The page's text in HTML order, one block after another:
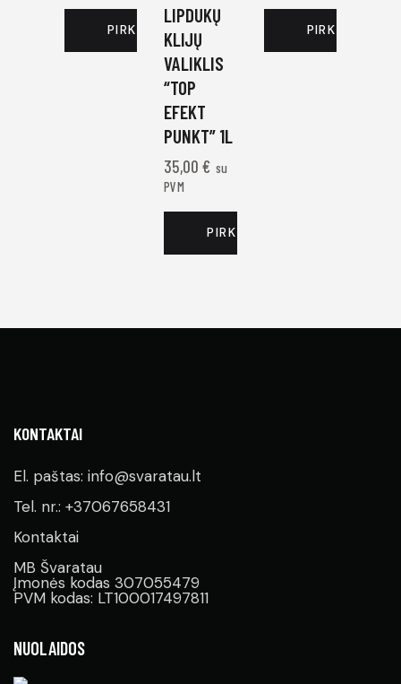
PIRKTI DABAR
LIPDUKŲ
KLIJŲ
VALIKLIS
“TOP
EFEKT
PUNKT” 1L
35,00 € su
PVM
PIRKTI DABAR
PIRKTI DABAR
KONTAKTAI
El. paštas: info@svaratau.lt
Tel. nr.: +37067658431
Kontaktai
MB Švaratau
Įmonės kodas 307055479
PVM kodas: LT100017497811
NUOLAIDOS